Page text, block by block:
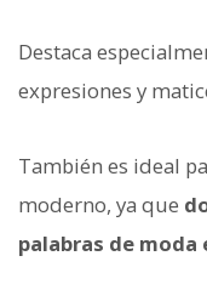
Destaca
expresiones y
También es ideal
moderno, ya que
palabras de moda